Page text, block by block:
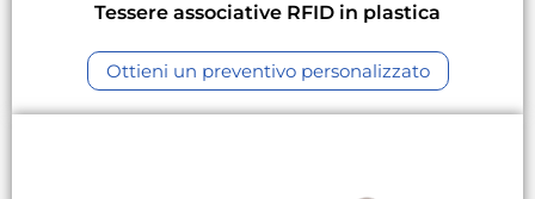
Tessere associative RFID in plastica
Ottieni un preventivo personalizzato